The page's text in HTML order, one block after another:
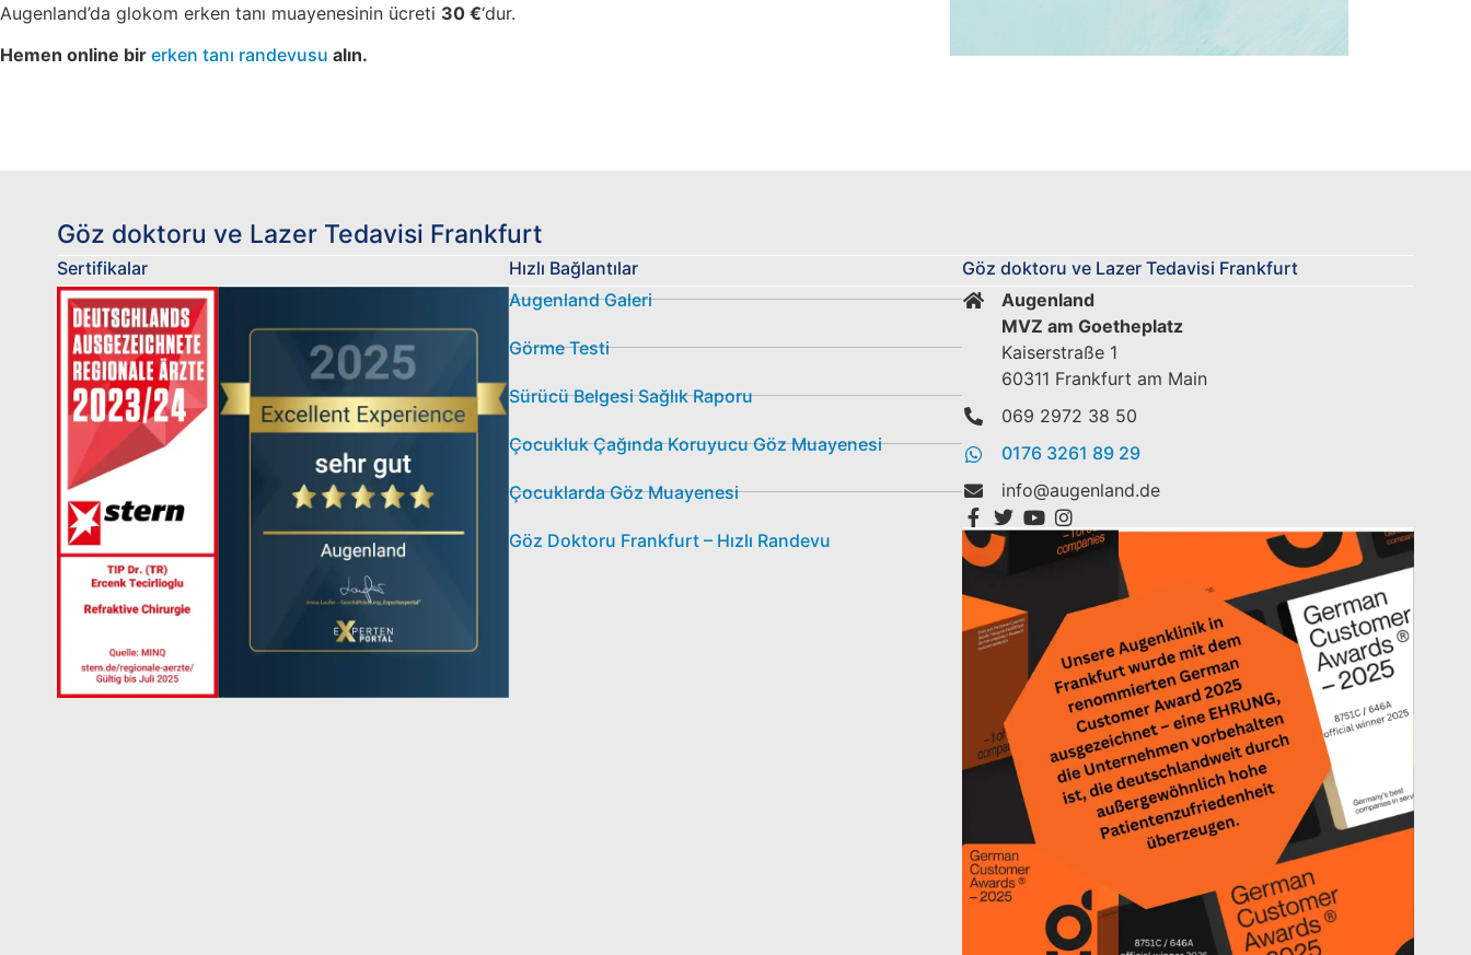
Augenland’da glokom erken tanı muayenesinin ücreti 30 €‘dur.
Hemen online bir erken tanı randevusu alın.
Göz doktoru ve Lazer Tedavisi Frankfurt
Sertifikalar
Hızlı Bağlantılar
Augenland Galeri
Görme Testi
Sürücü Belgesi Sağlık Raporu
Çocukluk Çağında Koruyucu Göz Muayenesi
Çocuklarda Göz Muayenesi
Göz Doktoru Frankfurt – Hızlı Randevu
Göz doktoru ve Lazer Tedavisi Frankfurt
Augenland
MVZ am Goetheplatz
Kaiserstraße 1
60311 Frankfurt am Main
069 2972 38 50
0176 3261 89 29
info@augenland.de